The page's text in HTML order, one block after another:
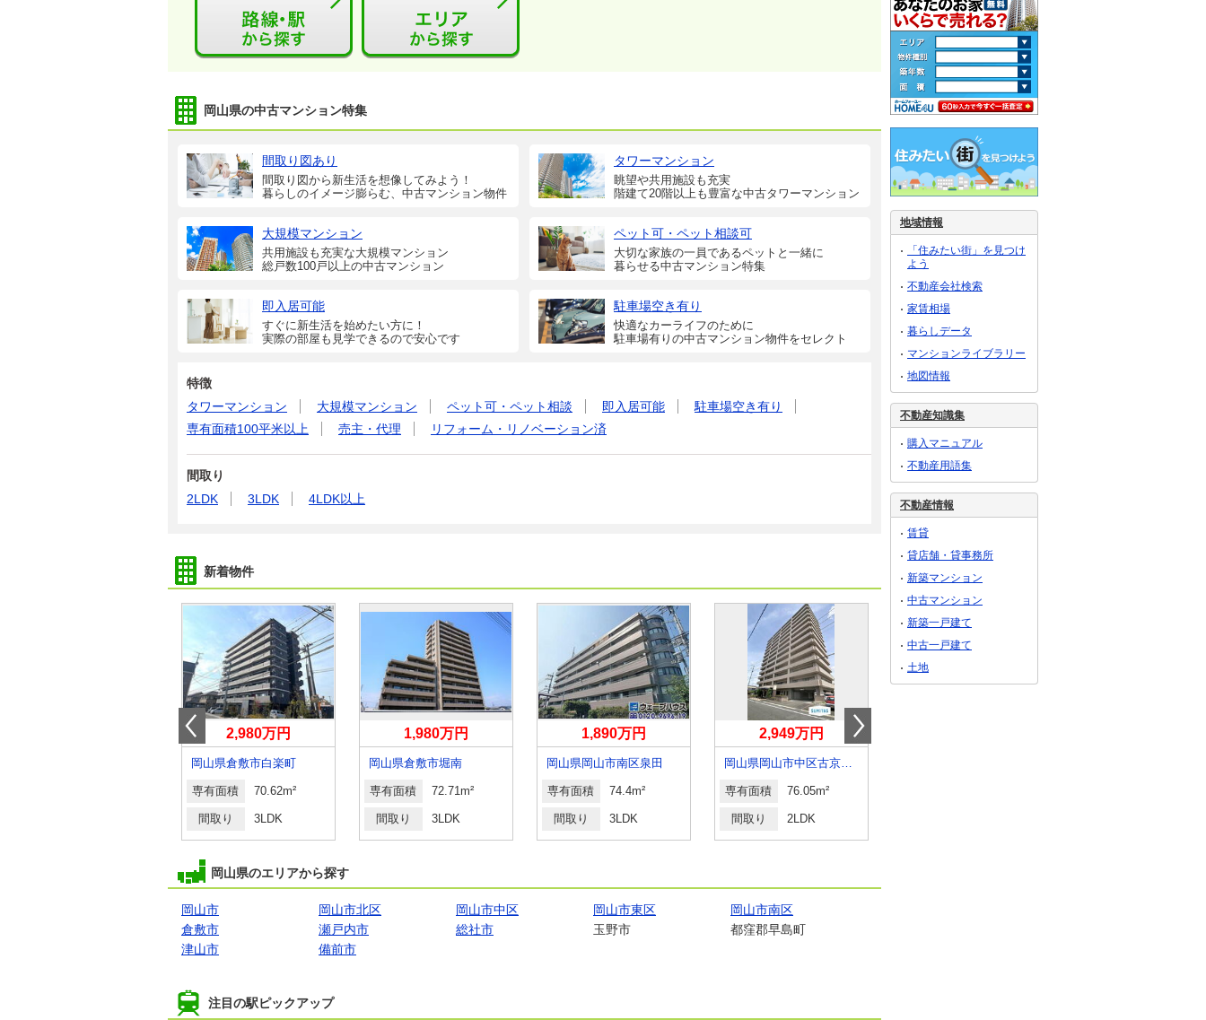
岡山県の中古マンション特集
間取り図あり
間取り図から新生活を想像してみよう！
暮らしのイメージ膨らむ、中古マンション物件
タワーマンション
眺望や共用施設も充実
階建て20階以上も豊富な中古タワーマンション
大規模マンション
共用施設も充実な大規模マンション
総戸数100戸以上の中古マンション
ペット可・ペット相談可
大切な家族の一員であるペットと一緒に
暮らせる中古マンション特集
即入居可能
すぐに新生活を始めたい方に！
実際の部屋も見学できるので安心です
駐車場空き有り
快適なカーライフのために
駐車場有りの中古マンション物件をセレクト
特徴
タワーマンション
大規模マンション ペット可・ペット相談 即入居可能
駐車場空き有り
専有面積100平米以上
売主・代理 リフォーム・リノベーション済
間取り
2LDK
3LDK 4LDK以上
新着物件
2,980万円
岡山県倉敷市白楽町
専有面積 70.62m²
間取り 3LDK
1,980万円
岡山県倉敷市堀南
専有面積 72.71m²
間取り 3LDK
1,890万円
岡山県岡山市南区泉田
専有面積 74.4m²
間取り 3LDK
2,949万円
岡山県岡山市中区古京町１
専有面積 76.05m²
間取り 2LDK
岡山県のエリアから探す
岡山市 岡山市北区 岡山市中区 岡山市東区
岡山市南区
倉敷市
瀬戸内市 総社市 玉野市
都窪郡早島町
津山市
備前市
注目の駅ピックアップ
地域情報
「住みたい街」を見つけ
よう
不動産会社検索
家賃相場
暮らしデータ
マンションライブラリー
地図情報
不動産知識集
購入マニュアル
不動産用語集
不動産情報
賃貸
貸店舗・貸事務所
新築マンション
中古マンション
新築一戸建て
中古一戸建て
土地